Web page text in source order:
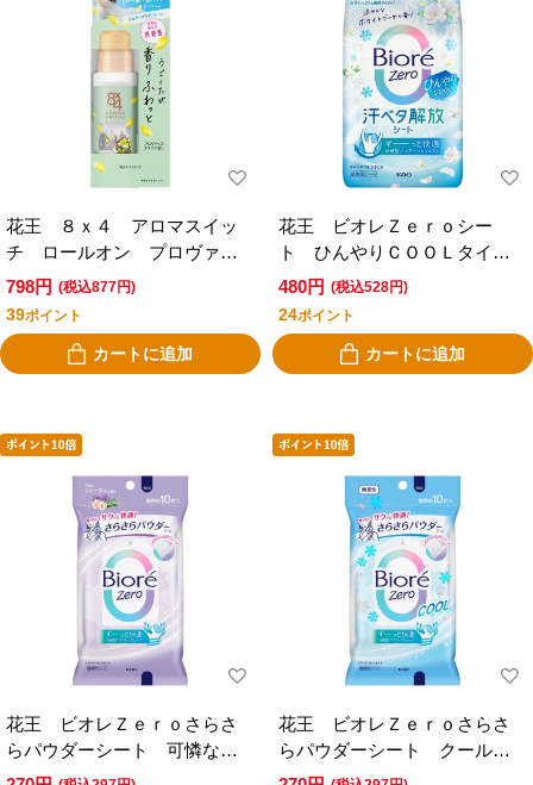
花王 ８ｘ４ アロマスイッ
チ ロールオン プロヴァン
ステラスの香り
798円 (税込877円)
39ポイント
カートに追加
花王 ビオレＺｅｒｏシー
ト ひんやりＣＯＯＬタイ
プ 涼やかなホワイトブーケ
の香り ２０枚
480円 (税込528円)
24ポイント
カートに追加
花王 ビオレＺｅｒｏさらさ
らパウダーシート 可憐なフ
ローラルの香り １０枚
花王 ビオレＺｅｒｏさらさ
らパウダーシート クール無
香性 １０枚